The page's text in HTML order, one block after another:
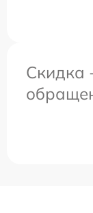
Скидка